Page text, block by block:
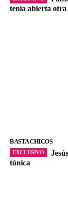
tenía abierta
BASTA CHICOS
túnica